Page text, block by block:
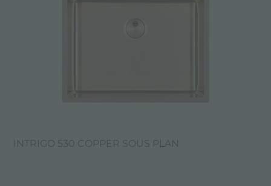
INTRIGO 530 COPPER SOUS PLAN